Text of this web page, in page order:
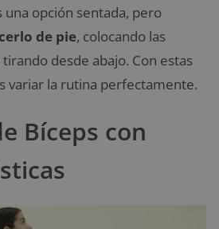
opción sentada, pero
de pie, colocando las
desde abajo. Con estas
variar la rutina perfectamente.
Bíceps con